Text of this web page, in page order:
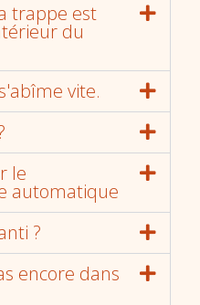
trappe est
du
vite.
le
automatique
?
encore dans